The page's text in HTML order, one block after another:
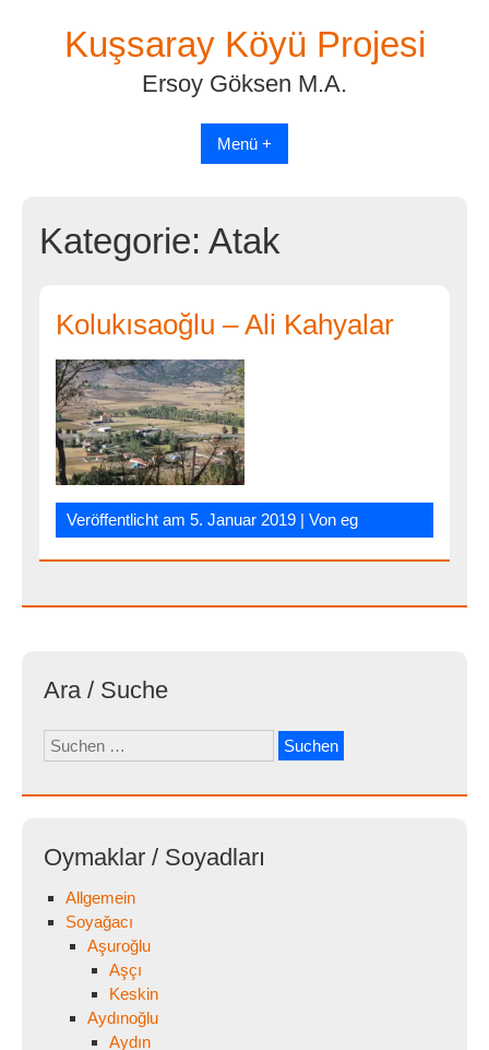
Kuşsaray Köyü Projesi
Ersoy Göksen M.A.
Menü +
Kategorie:Atak
Kolukısaoğlu – Ali Kahyalar
Veröffentlicht am5. Januar 2019 | Voneg
Ara / Suche
Suchen
nach:
Oymaklar / Soyadları
Allgemein
Soyağacı
Aşuroğlu
Aşçı
Keskin
Aydınoğlu
Aydın